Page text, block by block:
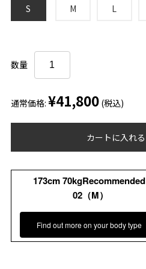
S M L
数量
通常価格: ¥41,800 (税込)
カートに入れる
173cm 70kgRecommended
02（M）
Find out more on your body type